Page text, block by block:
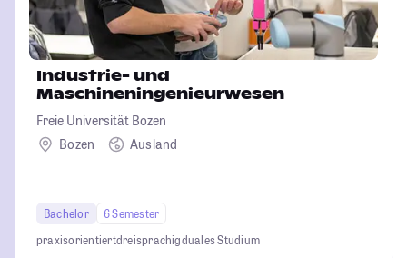
Industrie- und
Maschineningenieurwesen
Freie Universität Bozen
Bozen
Ausland
Bachelor
6 Semester
praxisorientiertdreisprachigduales Studium